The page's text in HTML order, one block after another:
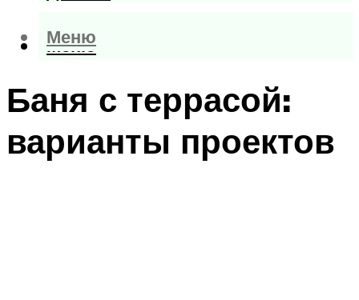
Меню
Меню
Баня с террасой:
варианты проектов